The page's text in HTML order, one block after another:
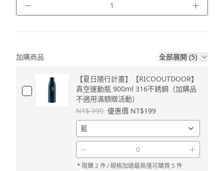
－ ＋
加購商品 全部展開 (5)
【夏日隨行計畫】【RICOOUTDOOR】
真空運動瓶 900ml 316不銹鋼（加購品
不適用滿額贈活動）
NT$ 999 優惠價 NT$199
－ ＋
* 限購 2 件/規格加總最高僅可購買 5 件